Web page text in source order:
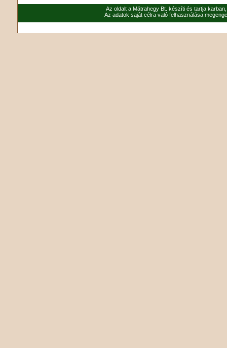
Az oldalt a Mátrahegy Bt. készíti és tartja
Az adatok saját célra való felhasználása